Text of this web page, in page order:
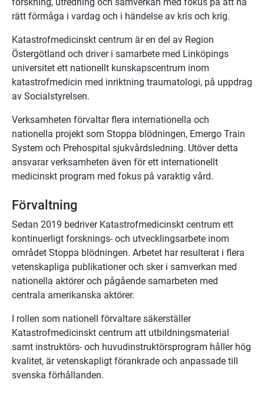
rätt förmåga i vardag och i händelse av kris och krig.
Katastrofmedicinskt centrum är en del av Region
Östergötland och driver i samarbete med Linköpings
universitet ett nationellt kunskapscentrum inom
katastrofmedicin med inriktning traumatologi, på uppdrag
av Socialstyrelsen.
Verksamheten förvaltar flera internationella och
nationella projekt som Stoppa blödningen, Emergo Train
System och Prehospital sjukvårdsledning. Utöver detta
ansvarar verksamheten även för ett internationellt
medicinskt program med fokus på varaktig vård.
Förvaltning
Sedan 2019 bedriver Katastrofmedicinskt centrum ett
kontinuerligt forsknings- och utvecklingsarbete inom
området Stoppa blödningen. Arbetet har resulterat i flera
vetenskapliga publikationer och sker i samverkan med
nationella aktörer och pågående samarbeten med
centrala amerikanska aktörer.
I rollen som nationell förvaltare säkerställer
Katastrofmedicinskt centrum att utbildningsmaterial
samt instruktörs- och huvudinstruktörsprogram håller hög
kvalitet, är vetenskapligt förankrade och anpassade till
svenska förhållanden.